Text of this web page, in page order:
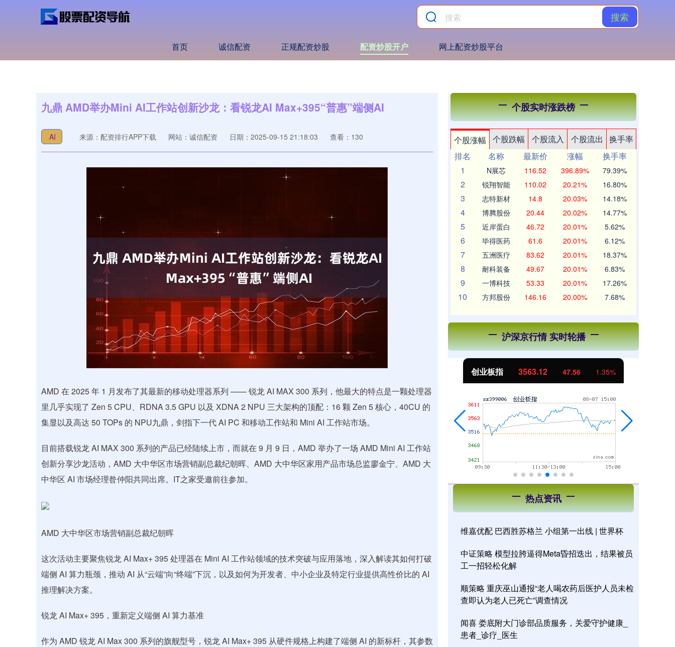
搜索
首页 诚信配资 正规配资炒股 配资炒股开户 网上配资炒股平台
九鼎 AMD举办Mini AI工作站创新沙龙：看锐龙AI Max+395“普惠”端侧AI
AI 来源：配资排行APP下载 网站：诚信配资 日期：2025-09-15 21:18:03 查看：130
AMD 在 2025 年 1 月发布了其最新的移动处理器系列 —— 锐龙 AI MAX 300 系列，他最大的特点是一颗处理器
里几乎实现了 Zen 5 CPU、RDNA 3.5 GPU 以及 XDNA 2 NPU 三大架构的顶配：16 颗 Zen 5 核心，40CU 的
集显以及高达 50 TOPs 的 NPU九鼎，剑指下一代 AI PC 和移动工作站和 Mini AI 工作站市场。
目前搭载锐龙 AI MAX 300 系列的产品已经陆续上市，而就在 9 月 9 日，AMD 举办了一场 AMD Mini AI 工作站
创新分享沙龙活动，AMD 大中华区市场营销副总裁纪朝晖、AMD 大中华区家用产品市场总监廖金宁、AMD 大
中华区 AI 市场经理昝仲阳共同出席。IT之家受邀前往参加。
AMD 大中华区市场营销副总裁纪朝晖
这次活动主要聚焦锐龙 AI Max+ 395 处理器在 Mini AI 工作站领域的技术突破与应用落地，深入解读其如何打破
端侧 AI 算力瓶颈，推动 AI 从“云端”向“终端”下沉，以及如何为开发者、中小企业及特定行业提供高性价比的 AI
推理解决方案。
锐龙 AI Max+ 395，重新定义端侧 AI 算力基准
作为 AMD 锐龙 AI Max 300 系列的旗舰型号，锐龙 AI Max+ 395 从硬件规格上构建了端侧 AI 的新标杆，其参数
个股实时涨跌榜
个股涨幅 个股跌幅 个股流入 个股流出
换手率
排名
名称 最新价 涨幅
换手率
1
N展芯 116.52 396.89% 79.39%
2 锐翔智能 110.02 20.21% 16.80%
3 志特新材 14.8 20.03% 14.18%
4 博腾股份 20.44 20.02% 14.77%
5 近岸蛋白 46.72 20.01% 5.62%
6 毕得医药 61.6 20.01% 6.12%
7 五洲医疗 83.62 20.01% 18.37%
8 耐科装备 49.67 20.01% 6.83%
9 一博科技 53.33 20.01% 17.26%
10 方邦股份 146.16 20.00% 7.68%
沪深京行情 实时轮播
沪深300 4694.44 北证50 1134.24 创业板指 3563.12 47.56 1.35%
热点资讯
维嘉优配 巴西胜苏格兰 小组第一出线 | 世界杯
中证策略 模型拉胯逼得Meta昏招迭出，结果被员
工一招轻松化解
顺策略 重庆巫山通报“老人喝农药后医护人员未检
查即认为老人已死亡”调查情况
闻喜 娄底附大门诊部品质服务，关爱守护健康_
患者_诊疗_医生